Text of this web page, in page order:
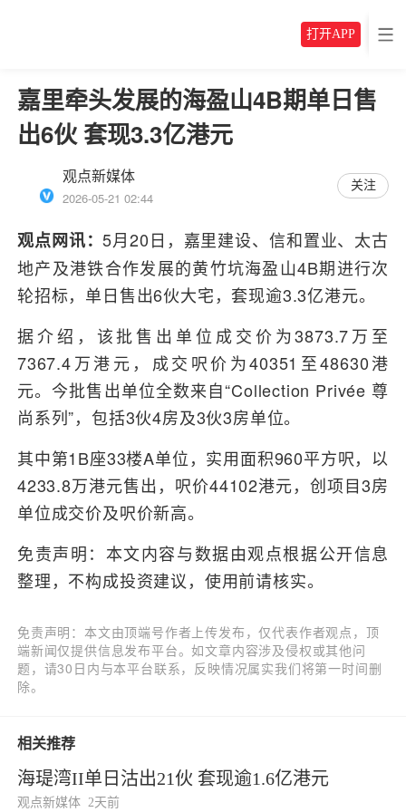
打开APP
嘉里牵头发展的海盈山4B期单日售
出6伙 套现3.3亿港元
观点新媒体
2026-05-21 02:44
关注
观点网讯：5月20日，嘉里建设、信和置业、太古
地产及港铁合作发展的黄竹坑海盈山4B期进行次
轮招标，单日售出6伙大宅，套现逾3.3亿港元。
据介绍，该批售出单位成交价为3873.7万至
7367.4万港元，成交呎价为40351至48630港
元。今批售出单位全数来自“Collection Privée 尊
尚系列”，包括3伙4房及3伙3房单位。
其中第1B座33楼A单位，实用面积960平方呎，以
4233.8万港元售出，呎价44102港元，创项目3房
单位成交价及呎价新高。
免责声明：本文内容与数据由观点根据公开信息
整理，不构成投资建议，使用前请核实。
免责声明：本文由顶端号作者上传发布，仅代表作者观点，顶
端新闻仅提供信息发布平台。如文章内容涉及侵权或其他问
题，请30日内与本平台联系，反映情况属实我们将第一时间删
除。
相关推荐
海瑅湾II单日沽出21伙 套现逾1.6亿港元
观点新媒体 2天前